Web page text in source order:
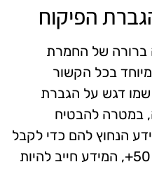
הפיקוח
ברורה של החמרת
בכל הקשור
דגש על הגברת
במטרה להבטיח
הנחוץ להם כדי לקבל
החלטות מושכלות. עבור בני 50+, המידע חייב להיות